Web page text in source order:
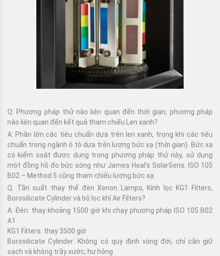
Q: Phương pháp thử nào liên quan đến thời gian, phương pháp
nào liên quan đến kết quả tham chiếu Len xanh?
A: Phần lớn các tiêu chuẩn dựa trên len xanh, trong khi các tiêu
chuẩn trong ngành ô tô dựa trên lượng bức xạ (thời gian). Bức xạ
có kiểm soát được dung trong phương pháp thử này, sử dụng
một đồng hồ đo bức sóng như James Heal’s SolarSens. ISO 105
B02 – Method 5 cũng tham chiếu lượng bức xạ.
Q: Tần suất thay thể đèn Xenon Lamps, Kính lọc KG1 Filters,
Borosilicate Cylinder và bộ lọc khí Air Filters?
A: Đèn: thay khoảng 1500 giờ khi chạy phương pháp ISO 105 B02
A1
KG1 Filters: thay 3500 giờ
Borosilicate Cylinder: Không có quy định vòng đời, chỉ cần giữ
sạch và không trầy xước, hư hỏng